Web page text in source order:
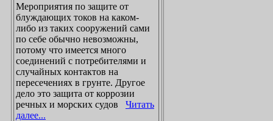
Мероприятия по защите от
блуждающих токов на каком-
либо из таких сооружений сами
по себе обычно невозможны,
потому что имеется много
соединений с потребителями и
случайных контактов на
пересечениях в грунте. Другое
дело это защита от коррозии
речных и морских судов Читать
далее...